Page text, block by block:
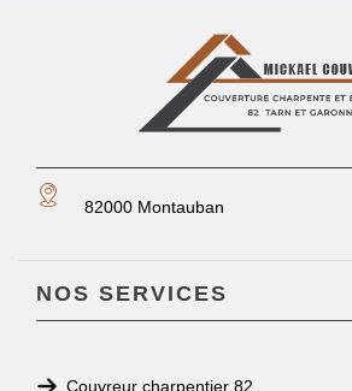
82000 Montauban
NOS SERVICES
Couvreur charpentier 82